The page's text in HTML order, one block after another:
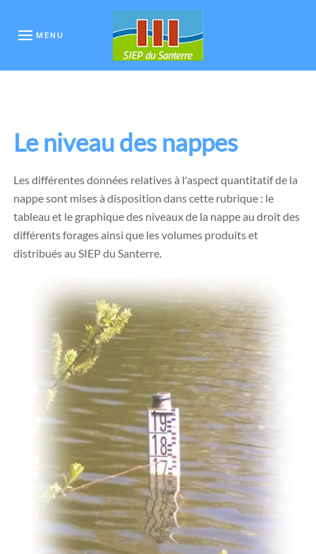
MENU
Le niveau des nappes
Les différentes données relatives à l'aspect quantitatif de la
nappe sont mises à disposition dans cette rubrique : le
tableau et le graphique des niveaux de la nappe au droit des
différents forages ainsi que les volumes produits et
distribués au SIEP du Santerre.